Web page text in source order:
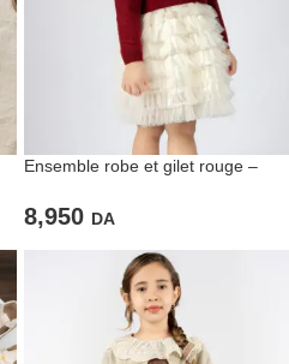
Ensemble robe et gilet rouge –
8,950 DA